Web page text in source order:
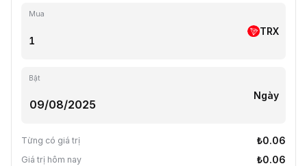
Mua
TRX
Bật
Ngày
Từng có giá trị ₺0.06
Giá trị hôm nay ₺0.06